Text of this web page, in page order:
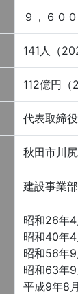
９，６０
141人（
112億円（
代表取締
秋田市川
建設事業
昭和26年
昭和40年
昭和56年
昭和63年
平成9年8